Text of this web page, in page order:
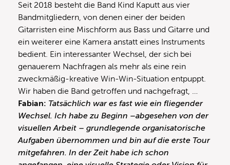
Seit 2018 besteht die Band Kind Kaputt aus vier
Bandmitgliedern, von denen einer der beiden
Gitarristen eine Mischform aus Bass und Gitarre und
ein weiterer eine Kamera anstatt eines Instruments
bedient. Ein interessanter Wechsel, der sich bei
genauerem Nachfragen als mehr als eine rein
zweckmäßig-kreative Win-Win-Situation entpuppt.
Wir haben die Band getroffen und nachgefragt, …
Fabian: Tatsächlich war es fast wie ein fliegender
Wechsel. Ich habe zu Beginn –abgesehen von der
visuellen Arbeit – grundlegende organisatorische
Aufgaben übernommen und bin auf die erste Tour
mitgefahren. In der Zeit habe ich schon